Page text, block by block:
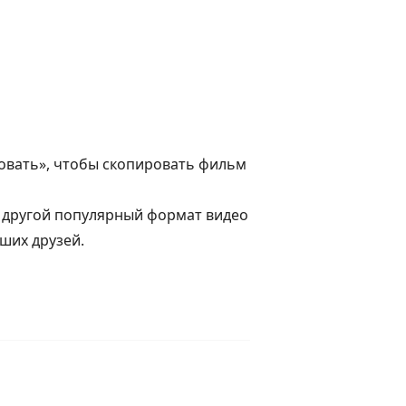
чтобы скопировать фильм
популярный формат видео
друзей.